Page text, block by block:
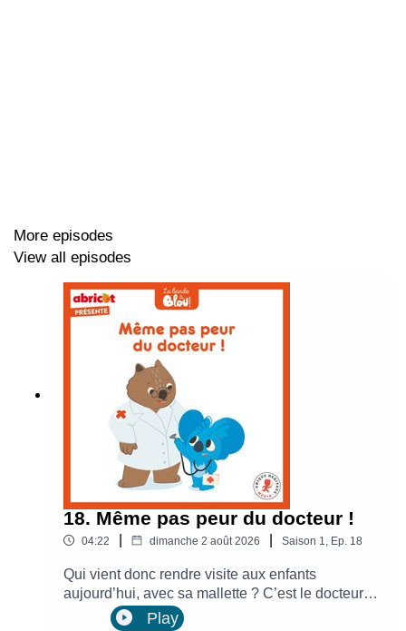
More episodes
View all episodes
18. Même pas peur du docteur !
04:22 dimanche 2 août 2026 Saison 1 Ep. 18
Qui vient donc rendre visite aux enfants
aujourd’hui, avec sa mallette ? C’est le docteur !
Blou semble inquiet... mais cette visite médicale
Play